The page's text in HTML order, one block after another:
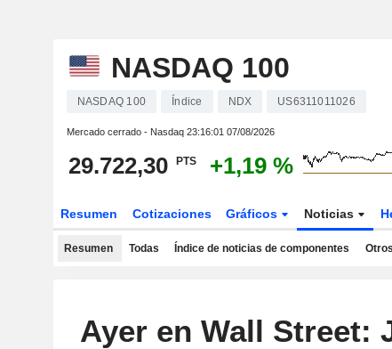
NASDAQ 100
NASDAQ 100 Índice NDX US6311011026
Mercado cerrado - Nasdaq 23:16:01 07/08/2026
29.722,30 PTS +1,19 %
Resumen Cotizaciones Gráficos Noticias
Resumen Todas Índice de noticias de componentes
Ayer en Wall Street: